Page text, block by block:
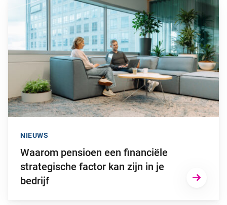
Ga naar “Waarom pensioen een financiële strategische
Waarom pensioen een financiële
strategische factor kan zijn in je
bedrijf
NIEUWS